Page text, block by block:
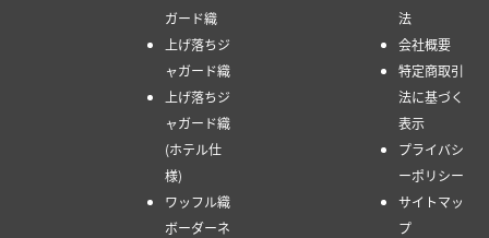
ガード織
上げ落ちジ
ャガード織
上げ落ちジ
ャガード織
(ホテル仕
様)
ワッフル織
ボーダーネ
法
会社概要
特定商取引
法に基づく
表示
プライバシ
ーポリシー
サイトマッ
プ